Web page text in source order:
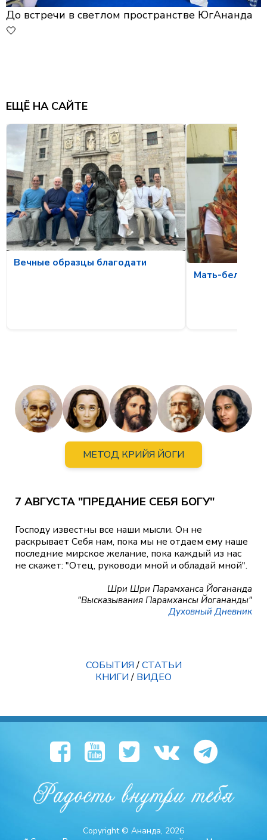
До встречи в светлом пространстве ЮгАнанда
🤍
ЕЩЁ НА САЙТЕ
Вечные образцы благодати
Мать-белка и
МЕТОД КРИЙЯ ЙОГИ
7 АВГУСТА "ПРЕДАНИЕ СЕБЯ БОГУ"
Господу известны все наши мысли. Он не
раскрывает Себя нам, пока мы не отдаем ему наше
последние мирское желание, пока каждый из нас
не скажет: "Отец, руководи мной и обладай мной".
Шри Шри Парамханса Йогананда
"Высказывания Парамхансы Йогананды"
Духовный Дневник
СОБЫТИЯ/СТАТЬИ
КНИГИ/ ВИДЕО
Copyright © Ананда, 2026